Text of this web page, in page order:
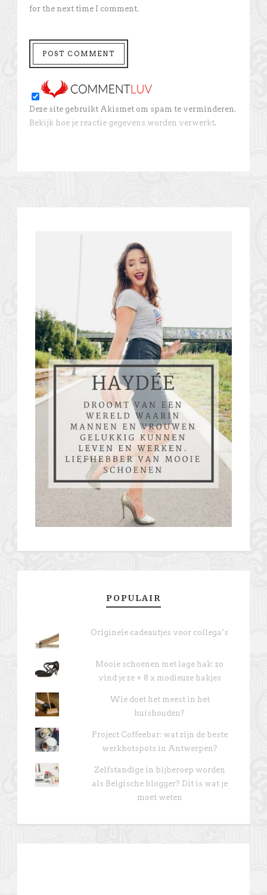
for the next time I comment.
Deze site gebruikt Akismet om spam te verminderen.
Bekijk hoe je reactie gegevens worden verwerkt.
POPULAIR
Originele cadeautjes voor collega’s
Mooie schoenen met lage hak: zo
vind je ze + 8 x modieuze hakjes
Wie doet het meest in het
huishouden?
Project Coffeebar: wat zijn de beste
werkhotspots in Antwerpen?
Zelfstandige in bijberoep worden
als Belgische blogger? Dit is wat je
moet weten